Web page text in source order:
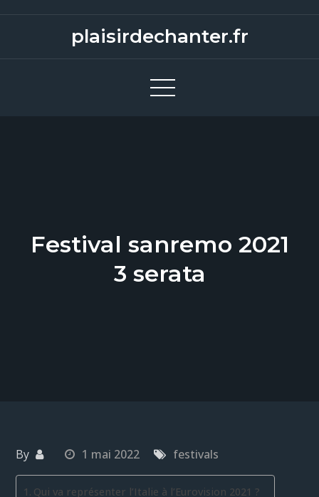
plaisirdechanter.fr
Festival sanremo 2021
3 serata
By 1 mai 2022 festivals
Qui va représenter l’Italie à l’Eurovision 2021 ?